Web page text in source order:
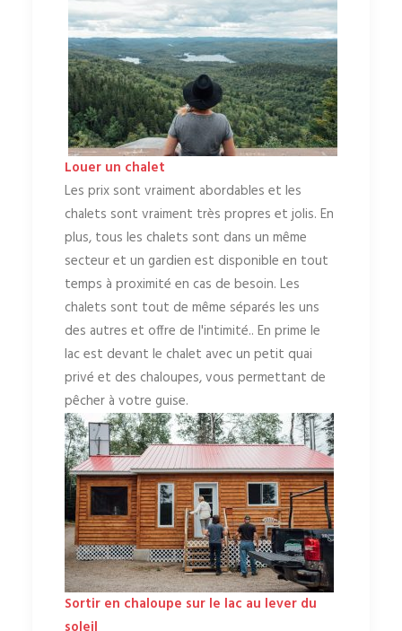
Louer un chalet
Les prix sont vraiment abordables et les
chalets sont vraiment très propres et jolis. En
plus, tous les chalets sont dans un même
secteur et un gardien est disponible en tout
temps à proximité en cas de besoin. Les
chalets sont tout de même séparés les uns
des autres et offre de l'intimité.. En prime le
lac est devant le chalet avec un petit quai
privé et des chaloupes, vous permettant de
pêcher à votre guise.
Sortir en chaloupe sur le lac au lever du